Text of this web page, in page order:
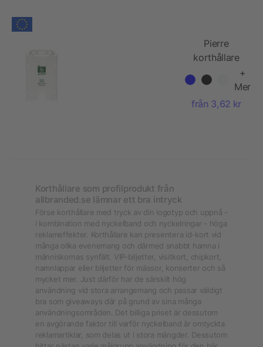
Pierre
korthållare
återvunnen
plast
+
Mer
från 3,62 kr
Korthållare som profilprodukt från
allbranded.se lämnar ett bra intryck
Förse korthållare med tryck av din logotyp och uppnå -
i kombination med nyckelband och nyckelringar - höga
reklameffekter. Korthållare kan presentera id-kort vid
många olika evenemang och därmed snabbt hamna i
människornas synfält. VIP-biljetter, visitkort, chipkort,
namnlappar eller biljetter för mässor, konserter och så
mycket mer. Just därför har de särskilt hög
användning vid stora arrangemang och passar väldigt
bra som giveaways där på grund av sina många
användningsområden. Det billiga priset är dessutom
en avgörande faktor till varför nyckelband är omtyckta
reklamartiklar, som delas ut i stora mängder. Dessutom